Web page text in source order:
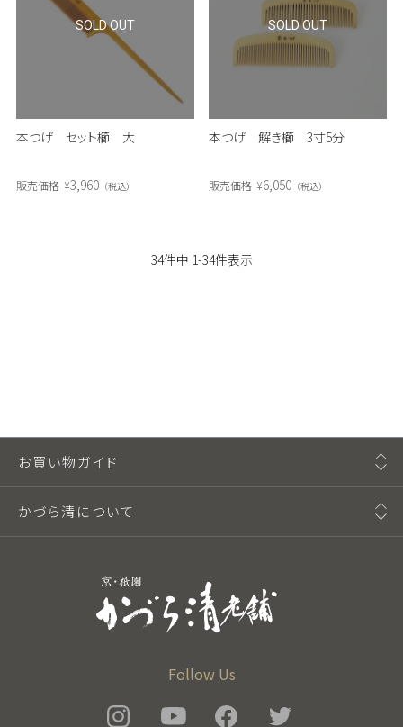
本つげ セット櫛 大
販売価格 ¥3,960 税込
SOLD OUT
本つげ 解き櫛 3寸5分
販売価格 ¥6,050 税込
SOLD OUT
34件中 1-34件表示
Follow Us
お買い物ガイド
かづら清について